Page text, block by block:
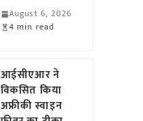
August 6, 2026
4 min read
आईसीएआर ने
विकसित किया
अफ्रीकी स्वाइन